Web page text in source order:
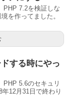
PHP 7.2を検証しな
を作ってました。
する時にやっ
PHP 5.6のセキュリ
12月31日で終わり